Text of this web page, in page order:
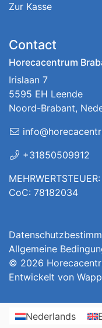
Zur Kasse
Contact
Horecacentrum
Irislaan 7
5595 EH Leende
Noord-Brabant,
+31850509912
CoC: 78182034
Allgemeine
© 2026
Entwickelt von
Nederlands